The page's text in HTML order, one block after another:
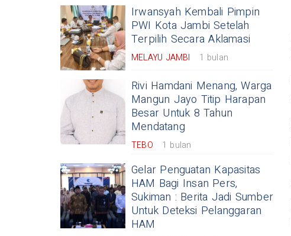
Irwansyah Kembali Pimpin
PWI Kota Jambi Setelah
Terpilih Secara Aklamasi
MELAYU JAMBI 1 bulan
Rivi Hamdani Menang, Warga
Mangun Jayo Titip Harapan
Besar Untuk 8 Tahun
Mendatang
TEBO 1 bulan
Gelar Penguatan Kapasitas
HAM Bagi Insan Pers,
Sukiman : Berita Jadi Sumber
Untuk Deteksi Pelanggaran
HAM